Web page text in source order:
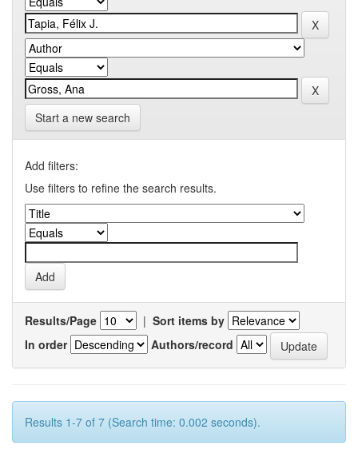
Start a new search
Add filters:
Use filters to refine the search results.
Results/Page | Sort items by
In order
Authors/record
Results 1-7 of 7 (Search time: 0.002 seconds).